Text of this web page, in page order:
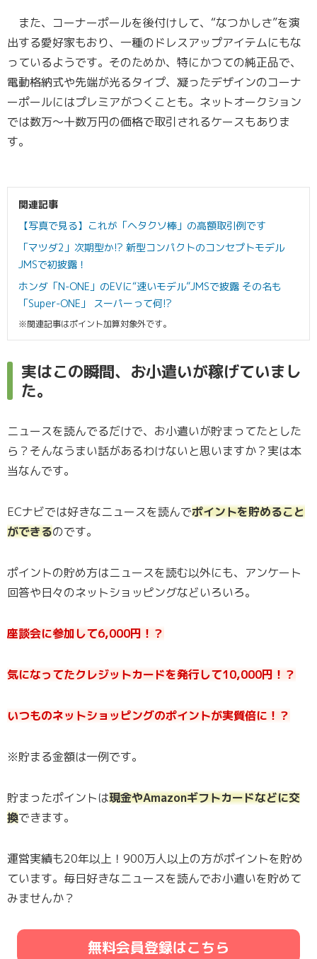
また、コーナーポールを後付けして、“なつかしさ”を演
出する愛好家もおり、一種のドレスアップアイテムにもな
っているようです。そのためか、特にかつての純正品で、
電動格納式や先端が光るタイプ、凝ったデザインのコーナ
ーポールにはプレミアがつくことも。ネットオークション
では数万～十数万円の価格で取引されるケースもありま
す。
関連記事
【写真で見る】これが「ヘタクソ棒」の高額取引例です
「マツダ2」次期型か!? 新型コンパクトのコンセプトモデル
JMSで初披露！
ホンダ「N-ONE」のEVに“速いモデル”JMSで披露 その名も
「Super-ONE」 スーパーって何!?
※関連記事はポイント加算対象外です。
実はこの瞬間、お小遣いが稼げていまし
た。
ニュースを読んでるだけで、お小遣いが貯まってたとした
ら？そんなうまい話があるわけないと思いますか？実は本
当なんです。
ECナビでは好きなニュースを読んでポイントを貯めること
ができるのです。
ポイントの貯め方はニュースを読む以外にも、アンケート
回答や日々のネットショッピングなどいろいろ。
座談会に参加して6,000円！？
気になってたクレジットカードを発行して10,000円！？
いつものネットショッピングのポイントが実質倍に！？
※貯まる金額は一例です。
貯まったポイントは現金やAmazonギフトカードなどに交
換できます。
運営実績も20年以上！900万人以上の方がポイントを貯め
ています。毎日好きなニュースを読んでお小遣いを貯めて
みませんか？
無料会員登録はこちら